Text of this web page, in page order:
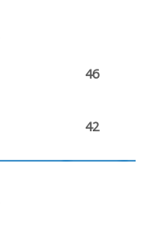
46
42